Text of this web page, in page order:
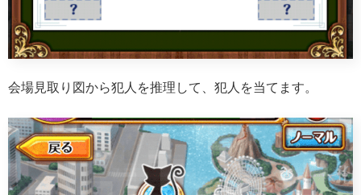
会場見取り図から犯人を推理して、犯人を当てます。